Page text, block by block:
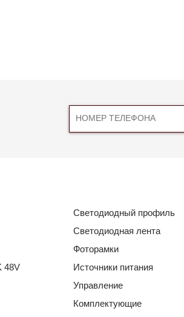
48V
Светодиодный профиль
Светодиодная лента
Фоторамки
Источники питания
Управление
Комплектующие